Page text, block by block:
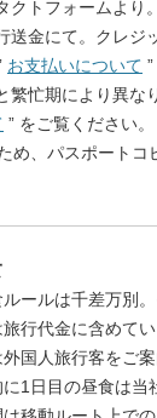
トフォームより。
送金にて。クレジ
お支払いについて
繁忙期により異な
” をご覧ください。
め、パスポートコ
ールは千差万別
行代金に含めて
国人旅行客をご
1日目の昼食は当